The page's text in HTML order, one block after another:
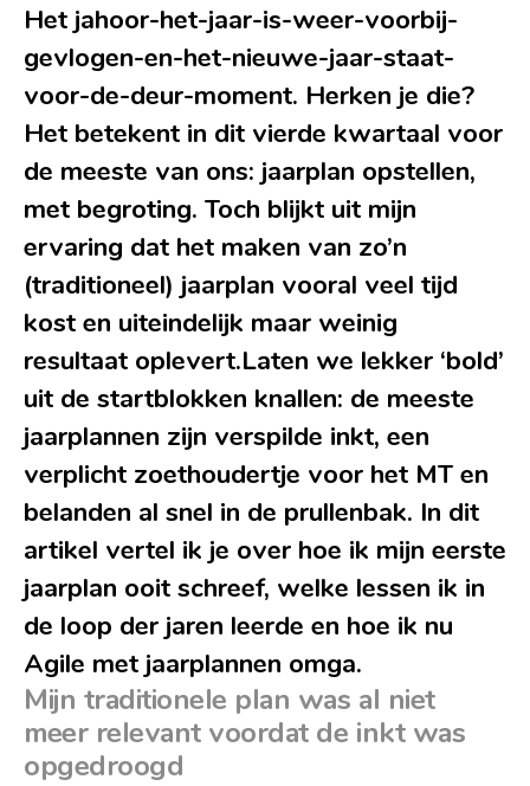
Het jahoor-het-jaar-is-weer-voorbij-
gevlogen-en-het-nieuwe-jaar-staat-
voor-de-deur-moment. Herken je die?
Het betekent in dit vierde kwartaal voor
de meeste van ons: jaarplan opstellen,
met begroting. Toch blijkt uit mijn
ervaring dat het maken van zo’n
(traditioneel) jaarplan vooral veel tijd
kost en uiteindelijk maar weinig
resultaat oplevert.Laten we lekker ‘bold’
uit de startblokken knallen: de meeste
jaarplannen zijn verspilde inkt, een
verplicht zoethoudertje voor het MT en
belanden al snel in de prullenbak. In dit
artikel vertel ik je over hoe ik mijn eerste
jaarplan ooit schreef, welke lessen ik in
de loop der jaren leerde en hoe ik nu
Agile met jaarplannen omga.
Mijn traditionele plan was al niet
meer relevant voordat de inkt was
opgedroogd